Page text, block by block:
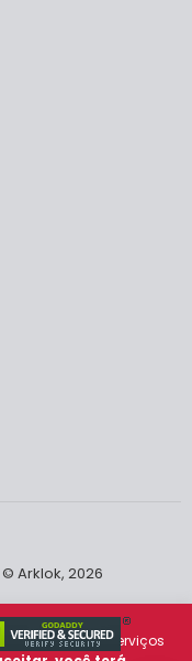
Arklok, 2026
e prover serviços